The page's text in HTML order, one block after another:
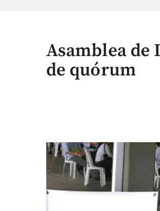
Asamblea de
de quórum